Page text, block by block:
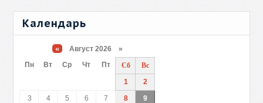
Календарь
« Август 2026 »
Пн
Вт Ср Чт Пт Сб
Вс
1
2
3
4 5 6 7 8
9